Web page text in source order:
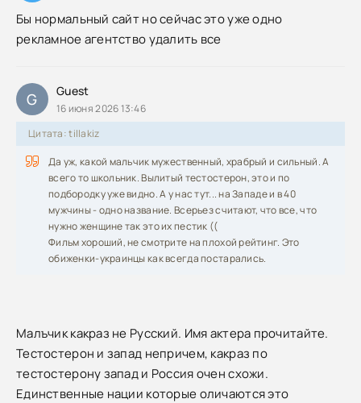
Бы нормальный сайт но сейчас это уже одно
рекламное агентство удалить все
G Guest
16 июня 2026 13:46
Цитата: tillakiz
Да уж, какой мальчик мужественный, храбрый и сильный. А
всего то школьник. Вылитый тестостерон, это и по
подбородку уже видно. А у нас тут... на Западе и в 40
мужчины - одно название. Всерьез считают, что все, что
нужно женщине так это их пестик ((
Фильм хороший, не смотрите на плохой рейтинг. Это
обиженки-украинцы как всегда постарались.
Малъчик какраз не Русский. Имя актера прочитайте.
Тестостерон и запад непричем, какраз по
тестостерону запад и Россия очен схожи.
Единственные нации которые оличаются это